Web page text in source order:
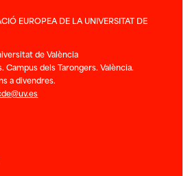
EUROPEA DE LA UNIVERSITAT DE
de València
Campus dels Tarongers. València.
a divendres.